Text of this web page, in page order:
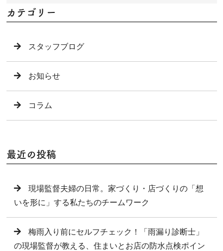
カテゴリー
スタッフブログ
お知らせ
コラム
最近の投稿
現場監督夫婦の日常。家づくり・店づくりの「想
いを形に」する私たちのチームワーク
梅雨入り前にセルフチェック！「雨漏り診断士」
の現場監督が教える、住まいとお店の防水点検ポイン